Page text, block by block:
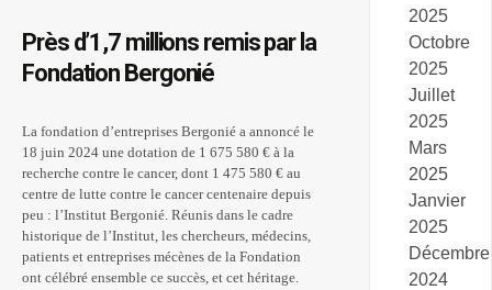
Près d’1,7 millions remis par la
Fondation Bergonié
La fondation d’entreprises Bergonié a annoncé le
18 juin 2024 une dotation de 1 675 580 € à la
recherche contre le cancer, dont 1 475 580 € au
centre de lutte contre le cancer centenaire depuis
peu : l’Institut Bergonié. Réunis dans le cadre
historique de l’Institut, les chercheurs, médecins,
patients et entreprises mécènes de la Fondation
ont célébré ensemble ce succès, et cet héritage.
2025
Octobre
2025
Juillet
2025
Mars
2025
Janvier
2025
Décembre
2024